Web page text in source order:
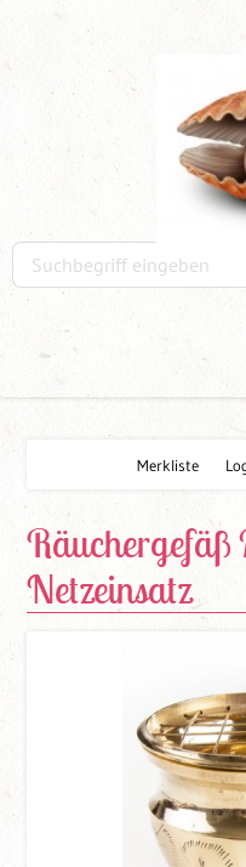
Merkliste
Räuchergefäß
Netzeinsatz